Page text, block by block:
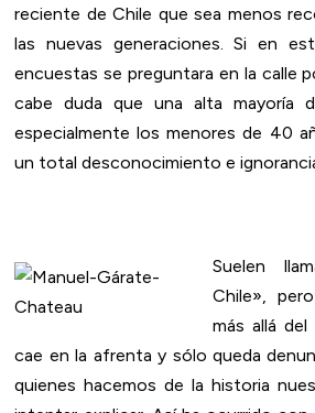
reciente de Chile que sea menos
las nuevas generaciones. Si en
encuestas se preguntara en la calle
cabe duda que una alta mayoría
especialmente los menores de 40
un total desconocimiento e
Suelen
Chile»,
más allá
cae en la afrenta y sólo queda
quienes hacemos de la historia